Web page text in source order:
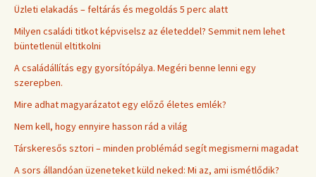
Üzleti elakadás – feltárás és megoldás 5 perc alatt
Milyen családi titkot képviselsz az életeddel? Semmit nem lehet
büntetlenül eltitkolni
A családállítás egy gyorsítópálya. Megéri benne lenni egy
szerepben.
Mire adhat magyarázatot egy előző életes emlék?
Nem kell, hogy ennyire hasson rád a világ
Társkeresős sztori – minden problémád segít megismerni magadat
A sors állandóan üzeneteket küld neked: Mi az, ami ismétlődik?